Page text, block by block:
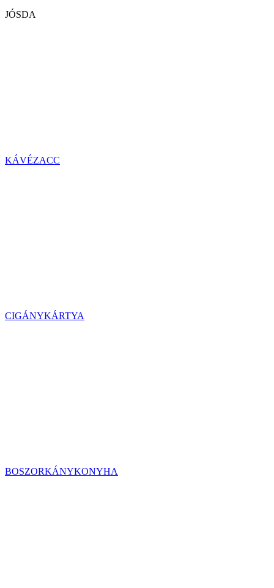
JÓSDA
KÁVÉZACC
CIGÁNYKÁRTYA
BOSZORKÁNYKONYHA